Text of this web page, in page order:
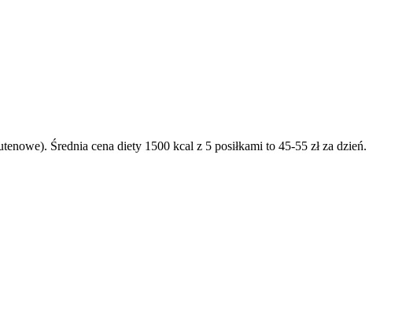
Średnia cena diety 1500 kcal z 5 posiłkami to 45-55 zł za dzień.